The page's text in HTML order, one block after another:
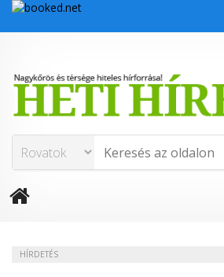
HÍRDETÉS